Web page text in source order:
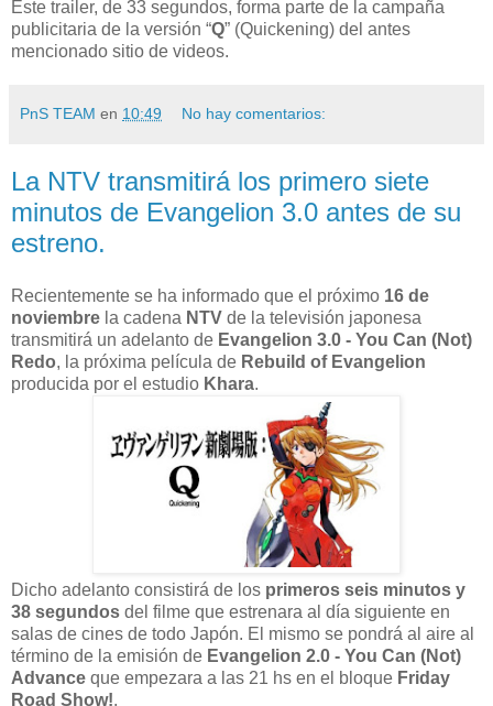
Este trailer, de 33 segundos, forma parte de la campaña
publicitaria de la versión “Q” (Quickening) del antes
mencionado sitio de videos.
PnS TEAM en 10:49 No hay comentarios:
La NTV transmitirá los primero siete
minutos de Evangelion 3.0 antes de su
estreno.
Recientemente se ha informado que el próximo 16 de
noviembre la cadena NTV de la televisión japonesa
transmitirá un adelanto de Evangelion 3.0 - You Can (Not)
Redo, la próxima película de Rebuild of Evangelion
producida por el estudio Khara.
Dicho adelanto consistirá de los primeros seis minutos y
38 segundos del filme que estrenara al día siguiente en
salas de cines de todo Japón. El mismo se pondrá al aire al
término de la emisión de Evangelion 2.0 - You Can (Not)
Advance que empezara a las 21 hs en el bloque Friday
Road Show!.